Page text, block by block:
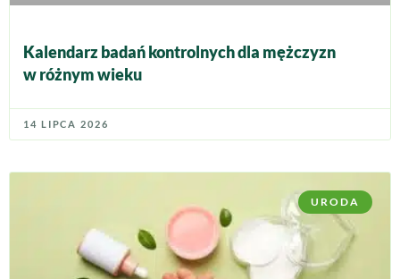
Kalendarz badań kontrolnych dla mężczyzn
w różnym wieku
14 LIPCA 2026
URODA